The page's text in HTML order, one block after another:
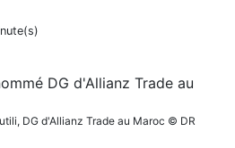
DG d'Allianz Trade au Maroc © DR